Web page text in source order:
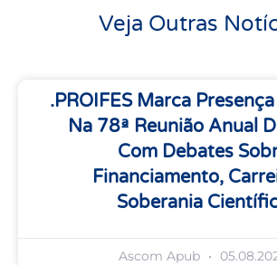
Veja Outras
.PROIFES Marca
Na 78ª Reunião Anual
Com Debates
Financiamento,
Soberania
Ascom Apub